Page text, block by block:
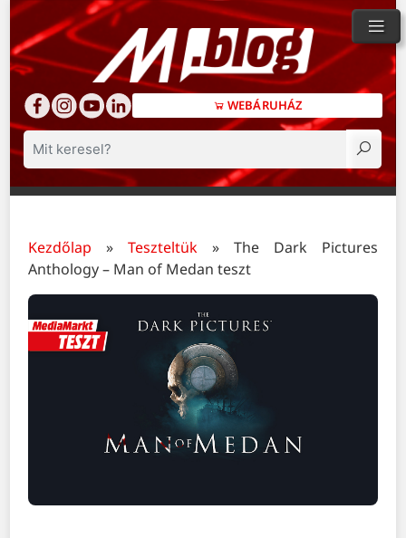
WEBÁRUHÁZ
Keresés
Kezdőlap »Teszteltük » The Dark Pictures
Anthology – Man of Medan teszt